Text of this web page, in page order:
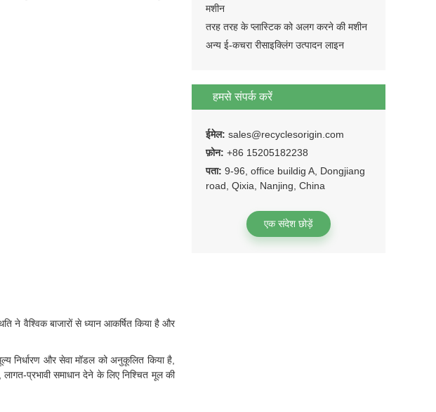
ने वैश्विक बाजारों से ध्यान आकर्षित किया है और
निर्धारण और सेवा मॉडल को अनुकूलित किया है,
प्रभावी समाधान देने के लिए निश्चित मूल की
मशीन
तरह तरह के प्लास्टिक को अलग करने की मशीन
अन्य ई-कचरा रीसाइक्लिंग उत्पादन लाइन
हमसे संपर्क करें
ईमेल: sales@recyclesorigin.com
फ़ोन: +86 15205182238
पता: 9-96, office buildig A, Dongjiang
road, Qixia, Nanjing, China
एक संदेश छोड़ें